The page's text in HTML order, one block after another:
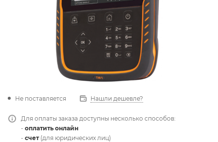
Не поставляется Нашли дешевле?
Для оплаты заказа доступны несколько способов:
- оплатить онлайн
- счет(для юридических лиц)